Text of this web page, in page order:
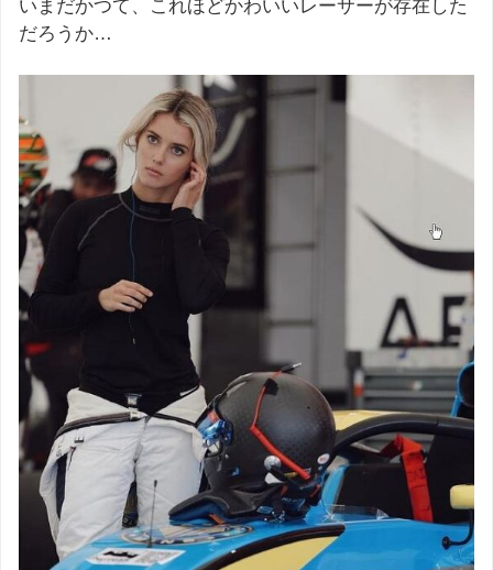
いまだかつて、これほどかわいいレーサーが存在した
だろうか…